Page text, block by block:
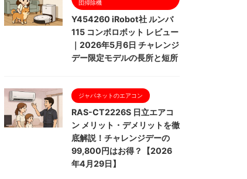
団掃除機
Y454260 iRobot社 ルンバ
115 コンボロボット レビュー
｜2026年5月6日 チャレンジ
デー限定モデルの長所と短所
ジャパネットのエアコン
RAS-CT2226S 日立エアコ
ン メリット・デメリットを徹
底解説！チャレンジデーの
99,800円はお得？【2026
年4月29日】